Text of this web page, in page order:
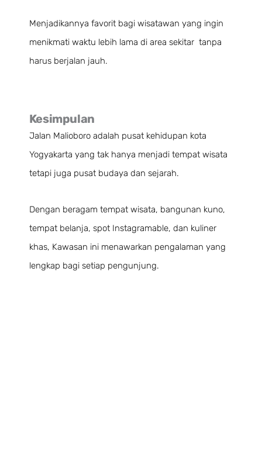
Menjadikannya favorit bagi wisatawan yang ingin
menikmati waktu lebih lama di area sekitar tanpa
harus berjalan jauh.
Kesimpulan
Jalan Malioboro adalah pusat kehidupan kota
Yogyakarta yang tak hanya menjadi tempat wisata
tetapi juga pusat budaya dan sejarah.
Dengan beragam tempat wisata, bangunan kuno,
tempat belanja, spot Instagramable, dan kuliner
khas, Kawasan ini menawarkan pengalaman yang
lengkap bagi setiap pengunjung.